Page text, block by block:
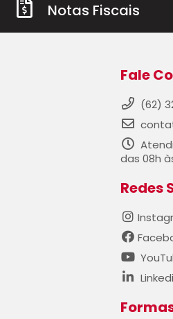
Notas Fiscais
Fale
(62)
das 08h
Redes